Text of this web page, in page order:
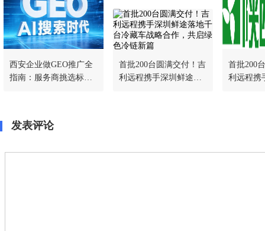
西安企业做GEO推广全
指南：服务商挑选标准
首批200台圆满交付！吉
利远程携手深圳鲜途落
首批200
利远程携
发表评论